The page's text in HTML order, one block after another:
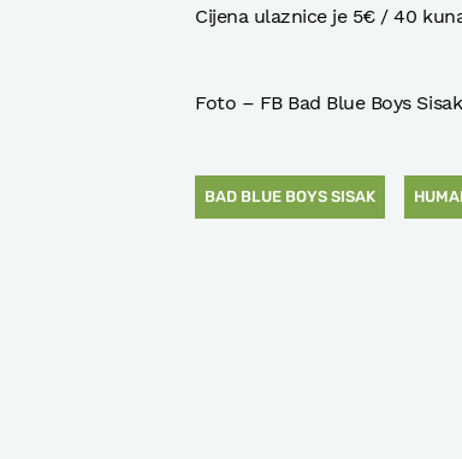
Cijena ulaznice je 5€ / 40
Foto – FB Bad Blue Boys Sisak
BAD BLUE BOYS SISAK